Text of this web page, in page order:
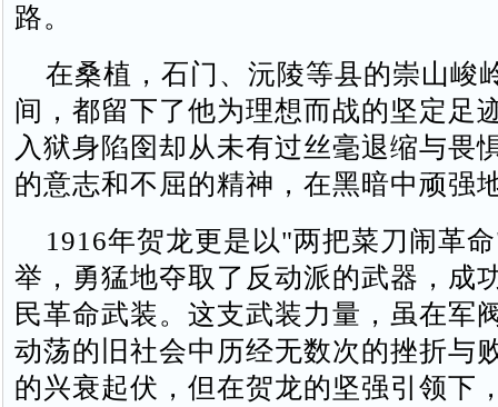
路。
在桑植，石门、沅陵等县的崇山峻
间，都留下了他为理想而战的坚定足
入狱身陷囹却从未有过丝毫退缩与畏
的意志和不屈的精神，在黑暗中顽强
1916年贺龙更是以"两把菜刀闹革
举，勇猛地夺取了反动派的武器，成
民革命武装。这支武装力量，虽在军
动荡的旧社会中历经无数次的挫折与
的兴衰起伏，但在贺龙的坚强引领下